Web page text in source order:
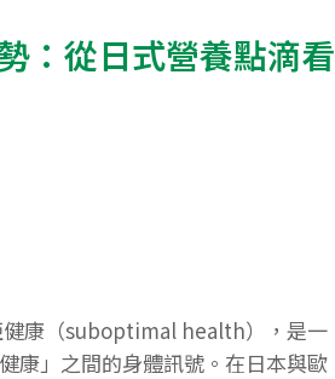
：從日式營養點滴看
健康（suboptimal health），是一
康」之間的身體訊號。在日本與歐